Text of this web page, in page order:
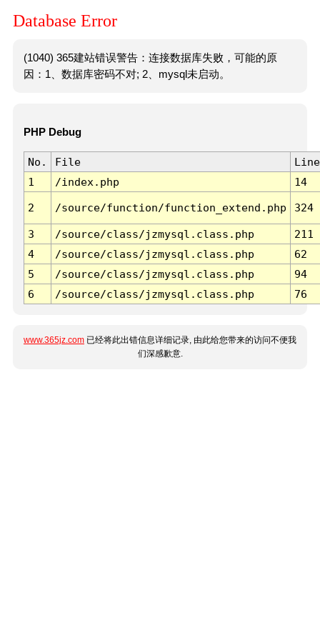
Database Error
(1040) 365建站错误警告：连接数据库失败，可能的原
因：1、数据库密码不对; 2、mysql未启动。
PHP Debug
No. File
Line
1
/index.php 14
2 /source/function/function_extend.php 324
3 /source/class/jzmysql.class.php
211
4
/source/class/jzmysql.class.php
62
5
/source/class/jzmysql.class.php
94
6
/source/class/jzmysql.class.php 76
www.365jz.com 已经将此出错信息详细记录, 由此给您带来的访问不便我
们深感歉意.